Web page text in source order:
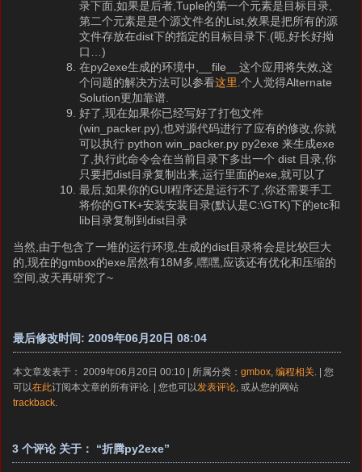
录下面,如果是后者,Tuple的第一个元素是目标目录,
第二个元素是是个源文件名的List,效果是把所有的源
文件存放在dist下的指定的目标目录下.(呃,好长好拗
口…)
在py2exe生成的环境中,__file__这个应用将失效,这
个问题的解决方法可以参看这里 .个人觉得Alternate
Solution更加靠谱.
好了,现在如果你已经写好了打包文件
(win_packer.py),也对源代码进行了应有的修改,你就
可以执行 python win_packer.py py2exe 来生成exe
了,执行此命令会在当前目录下多出一个 dist 目录,你
只要把dist目录复制出来,运行里面的exe,就可以了
最后,如果你的GUI程序还是运行不了,你还需要手工
将你的GTK+安装安装目录(默认是C:\GTK)下的etc和
lib目录复制到dist目录
当然,由于包含了一堆的运行环境,生成的dist目录将会是比较巨大
的,现在的gmbox的exe居然有18M多,嘿嘿,应该还有优化和压缩的
空间,改天再研究了~
最后修改时间: 2009年06月20日 08:04
本文章发表于： 2009年06月20日 00:10 | 所属分类：gmbox ,编程相关 . | 您
可以在此订阅本文章的所有评论. | 您也可以 发表评论 , 或从您的网站
trackback
3 个评论 关于： “折腾py2exe”